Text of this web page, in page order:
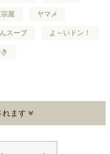
宗屋 ヤマメ
スープ よ～いドン！
れます